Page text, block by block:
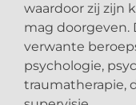
waardoor zij zijn
mag doorgeven.
verwante
psychologie,
traumatherapie,